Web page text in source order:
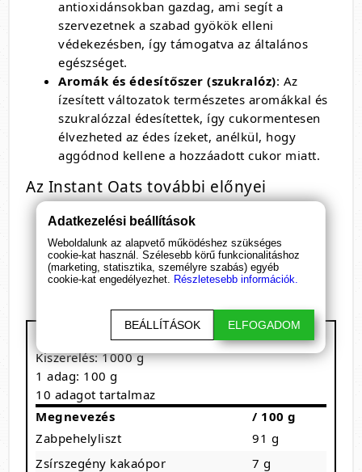
antioxidánsokban gazdag, ami segít a
szervezetnek a szabad gyökök elleni
védekezésben, így támogatva az általános
egészséget.
Aromák és édesítőszer (szukralóz): Az
ízesített változatok természetes aromákkal és
szukralózzal édesítettek, így cukormentesen
élvezheted az édes ízeket, anélkül, hogy
aggódnod kellene a hozzáadott cukor miatt.
Az Instant Oats további előnyei
Többféle ízben elérhető
Növényi fehérjeforrás
Rostban gazdag
Tartósítószer-mentes
BioTech USA - Instant Oats
Kiszerelés: 1000 g
1 adag: 100 g
10 adagot tartalmaz
Megnevezés
/ 100 g
Zabpehelyliszt
91 g
Zsírszegény kakaópor
7 g
Adatkezelési beállítások
Weboldalunk az alapvető működéshez szükséges
cookie-kat használ. Szélesebb körű funkcionalitáshoz
(marketing, statisztika, személyre szabás) egyéb
cookie-kat engedélyezhet. Részletesebb információk.
BEÁLLÍTÁSOK ELFOGADOM